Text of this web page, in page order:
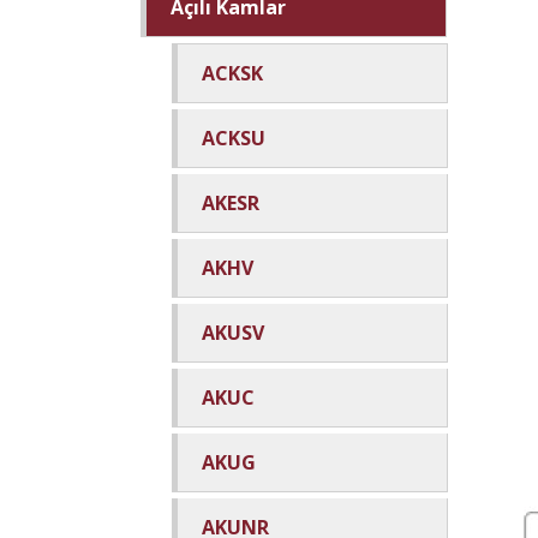
Açılı Kamlar
ACKSK
ACKSU
AKESR
AKHV
AKUSV
AKUC
AKUG
AKUNR